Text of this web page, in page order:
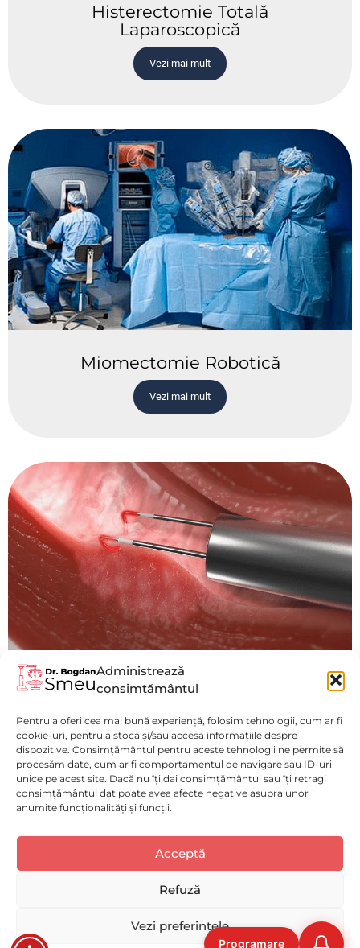
Administrează
consimțământul
Pentru a oferi cea mai bună experiență, folosim tehnologii, cum ar fi
cookie-uri, pentru a stoca și/sau accesa informațiile despre
dispozitive. Consimțământul pentru aceste tehnologii ne permite să
procesăm date, cum ar fi comportamentul de navigare sau ID-uri
unice pe acest site. Dacă nu îți dai consimțământul sau îți retragi
consimțământul dat poate avea afecte negative asupra unor
anumite funcționalități și funcții.
Acceptă
Refuză
Vezi preferințele
Histerectomie Totală
Laparoscopică
Vezi mai mult
Miomectomie Robotică
Vezi mai mult
Miomectomie Laparoscopică
Vezi mai mult
Cum ți-ai evalua experiența pe acest website?
o
1
Foarte bună
Programare